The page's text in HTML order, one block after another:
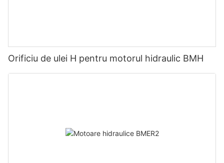
Orificiu de ulei H pentru motorul hidraulic BMH